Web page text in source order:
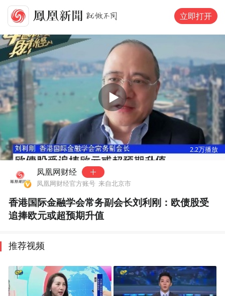
立即打开
00:00 01:42
2.2万播放
凤凰网财经
凤凰网财经官方账号 来自北京市
香港国际金融学会常务副会长刘利刚：欧债股受
追捧欧元或超预期升值
推荐视频